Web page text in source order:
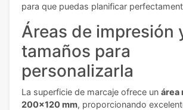
para que puedas planificar
Áreas de impresión
tamaños para
personalizarla
La superficie de marcaje ofrece un área
200x120 mm, proporcionando